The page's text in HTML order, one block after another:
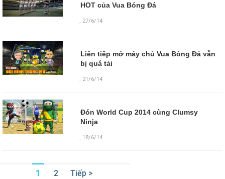
HOT của Vua Bóng Đá
, 27/6/14
Liên tiếp mở máy chủ Vua Bóng Đá vẫn
bị quá tải
, 21/6/14
Đón World Cup 2014 cùng Clumsy
Ninja
, 18/6/14
1 2 Tiếp >